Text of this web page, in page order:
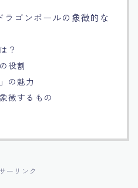
ラゴンボールの象徴的な
？
役割
の魅力
徴するもの
ーリンク